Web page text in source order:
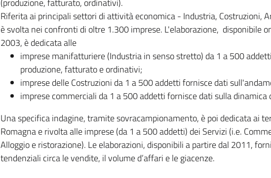
(produzione, fatturato, ordinativi).
Riferita ai principali settori di attività economica - Industria, Costruzioni,
è svolta nei confronti di oltre 1.300 imprese. L'elaborazione, disponibile
2003, è dedicata alle
imprese manifatturiere (Industria in senso stretto) da 1 a 500
produzione, fatturato e ordinativi;
imprese delle Costruzioni da 1 a 500 addetti fornisce dati
imprese commerciali da 1 a 500 addetti fornisce dati sulla dinamica
Una specifica indagine, tramite sovracampionamento, è poi dedicata ai
Romagna e rivolta alle imprese (da 1 a 500 addetti) dei Servizi (i.e.
Alloggio e ristorazione). Le elaborazioni, disponibili a partire dal 2011,
tendenziali circa le vendite, il volume d’affari e le giacenze.